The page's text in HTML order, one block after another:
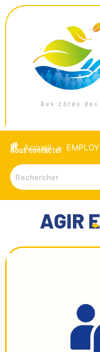
Accueil »
Nous contacter
AGIR